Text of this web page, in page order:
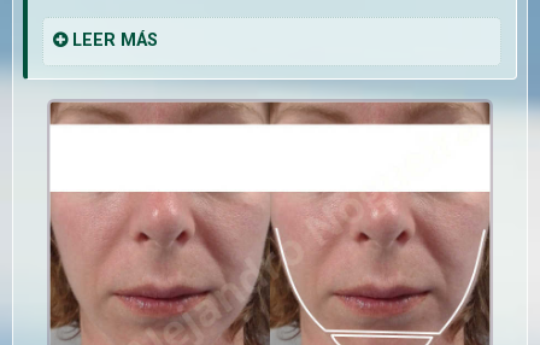
LEER MÁS
#1 Aceptables altura vertical y anchura horizontal del mentón, no se planearon
modificaciones en estos ejes.